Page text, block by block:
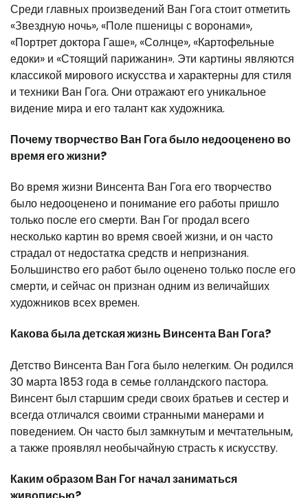
Среди главных произведений Ван Гога стоит отметить
«Звездную ночь», «Поле пшеницы с воронами»,
«Портрет доктора Гаше», «Солнце», «Картофельные
едоки» и «Стоящий парижанин». Эти картины являются
классикой мирового искусства и характерны для стиля
и техники Ван Гога. Они отражают его уникальное
видение мира и его талант как художника.
Почему творчество Ван Гога было недооценено во
время его жизни?
Во время жизни Винсента Ван Гога его творчество
было недооценено и понимание его работы пришло
только после его смерти. Ван Гог продал всего
несколько картин во время своей жизни, и он часто
страдал от недостатка средств и непризнания.
Большинство его работ было оценено только после его
смерти, и сейчас он признан одним из величайших
художников всех времен.
Какова была детская жизнь Винсента Ван Гога?
Детство Винсента Ван Гога было нелегким. Он родился
30 марта 1853 года в семье голландского пастора.
Винсент был старшим среди своих братьев и сестер и
всегда отличался своими странными манерами и
поведением. Он часто был замкнутым и мечтательным,
а также проявлял необычайную страсть к искусству.
Каким образом Ван Гог начал заниматься